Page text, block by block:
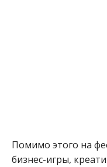
Помимо этого на
бизнес-игры,